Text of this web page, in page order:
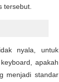
tersebut.
nyala, untuk
apakah
menjadi standar